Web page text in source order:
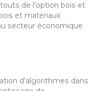
de l’option bois et
et matériaux
secteur économique
d’algorithmes dans